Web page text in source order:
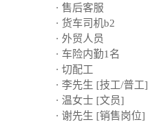
· 售后客服
· 货车司机b2
· 外贸人员
· 车险内勤1名
· 切配工
· 李先生 [技工/普工]
· 温女士 [文员]
· 谢先生 [销售岗位]